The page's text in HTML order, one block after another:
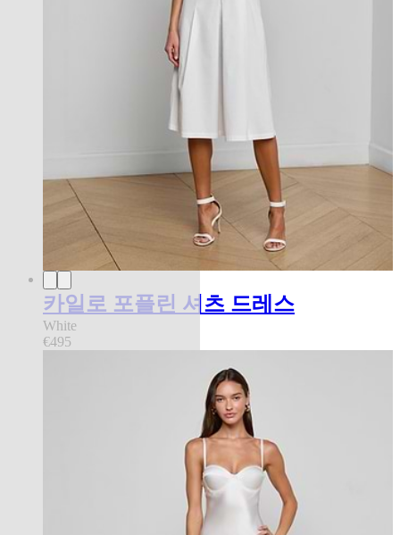
카일로 포플린 셔츠 드레스
White
€495